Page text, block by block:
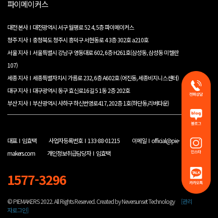
파이메이커스
대전 본사 I 대전광역시 서구 월평로 52 4, 5층 파이메이커스
청주 지사 I 충청북도 청주시 흥덕구 서현동로 4 3층 302호 a210호
서울 지사 I 서울특별시 강남구 영동대로 602, 6층 H261호(삼성동, 삼성동 미켈란
107)
세종 지사 I 세종특별자치시 가름로 232, 6층 A602호 (어진동, 세종비지니스센터)
대구 지사 I 대구광역시 동구 효신로16길 5 1동 2층 202호
부산 지사 I 부산광역시 사하구 하신번영로417, 202층 1호(하단동,리버타운)
대표 I 임효택 사업자등록번호 I 133-88-01215
이메일 I official@pie-
makers.com
개인정보취급담당자 I 임효택
1577-3296
© PIEMAKERS 2022. All Rights Reserved. Created by Neversunset Technology
[관리
자로그인]